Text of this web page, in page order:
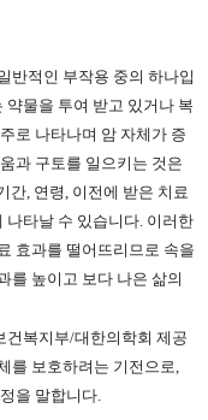
반적인 부작용 중의 하나입
약물을 투여 받고 있거나 복
로 나타나며 암 자체가 증
과 구토를 일으키는 것은
간, 연령, 이전에 받은 치료
나타날 수 있습니다. 이러한
효과를 떨어뜨리므로 속을
를 높이고 보다 나은 삶의
를 보호하려는 기전으로,
을 말합니다.